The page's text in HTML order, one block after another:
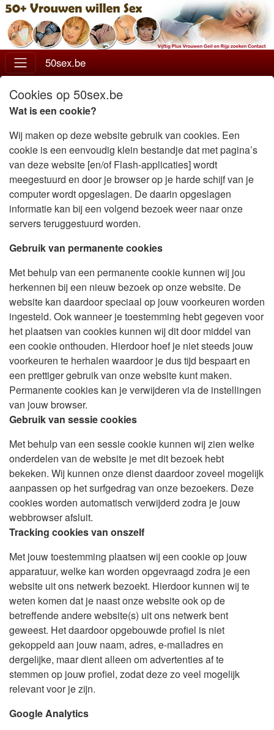
50sex.be
Cookies op 50sex.be
Wat is een cookie?
Wij maken op deze website gebruik van cookies. Een
cookie is een eenvoudig klein bestandje dat met pagina’s
van deze website [en/of Flash-applicaties] wordt
meegestuurd en door je browser op je harde schijf van je
computer wordt opgeslagen. De daarin opgeslagen
informatie kan bij een volgend bezoek weer naar onze
servers teruggestuurd worden.
Gebruik van permanente cookies
Met behulp van een permanente cookie kunnen wij jou
herkennen bij een nieuw bezoek op onze website. De
website kan daardoor speciaal op jouw voorkeuren worden
ingesteld. Ook wanneer je toestemming hebt gegeven voor
het plaatsen van cookies kunnen wij dit door middel van
een cookie onthouden. Hierdoor hoef je niet steeds jouw
voorkeuren te herhalen waardoor je dus tijd bespaart en
een prettiger gebruik van onze website kunt maken.
Permanente cookies kan je verwijderen via de instellingen
van jouw browser.
Gebruik van sessie cookies
Met behulp van een sessie cookie kunnen wij zien welke
onderdelen van de website je met dit bezoek hebt
bekeken. Wij kunnen onze dienst daardoor zoveel mogelijk
aanpassen op het surfgedrag van onze bezoekers. Deze
cookies worden automatisch verwijderd zodra je jouw
webbrowser afsluit.
Tracking cookies van onszelf
Met jouw toestemming plaatsen wij een cookie op jouw
apparatuur, welke kan worden opgevraagd zodra je een
website uit ons netwerk bezoekt. Hierdoor kunnen wij te
weten komen dat je naast onze website ook op de
betreffende andere website(s) uit ons netwerk bent
geweest. Het daardoor opgebouwde profiel is niet
gekoppeld aan jouw naam, adres, e-mailadres en
dergelijke, maar dient alleen om advertenties af te
stemmen op jouw profiel, zodat deze zo veel mogelijk
relevant voor je zijn.
Google Analytics